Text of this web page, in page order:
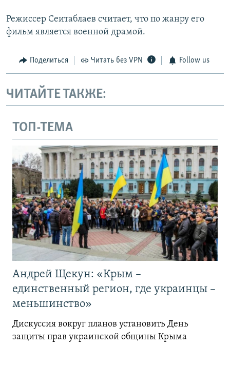
Режиссер Сеитаблаев считает, что по жанру его
фильм является военной драмой.
Поделиться Читать без VPN Follow us
ЧИТАЙТЕ ТАКЖЕ:
ТОП-ТЕМА
Андрей Щекун: «Крым –
единственный регион, где украинцы –
меньшинство»
Дискуссия вокруг планов установить День
защиты прав украинской общины Крыма